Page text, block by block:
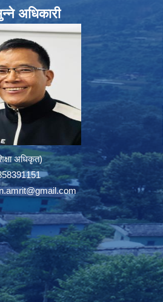
अधिकारी
अधिकृत)